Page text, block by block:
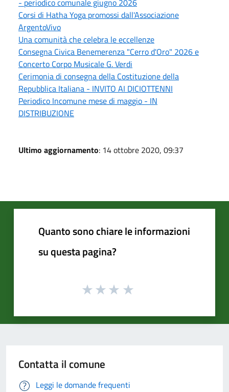
Corsi di Hatha Yoga promossi dall'Associazione
ArgentoVivo
Una comunità che celebra le eccellenze
Consegna Civica Benemerenza "Cerro d'Oro" 2026 e
Concerto Corpo Musicale G. Verdi
Cerimonia di consegna della Costituzione della
Repubblica Italiana - INVITO AI DICIOTTENNI
Periodico Incomune mese di maggio - IN
DISTRIBUZIONE
Ultimo aggiornamento: 14 ottobre 2020, 09:37
Quanto sono chiare le informazioni
su questa pagina?
Contatta il comune
Leggi le domande frequenti